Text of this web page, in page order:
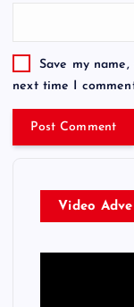
Save my
next time I
Video